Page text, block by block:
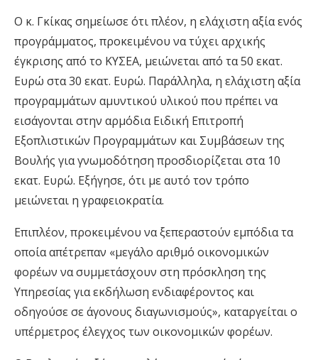
Ο κ. Γκίκας σημείωσε ότι πλέον, η ελάχιστη αξία ενός
προγράμματος, προκειμένου να τύχει αρχικής
έγκρισης από το ΚΥΣΕΑ, μειώνεται από τα 50 εκατ.
Ευρώ στα 30 εκατ. Ευρώ. Παράλληλα, η ελάχιστη αξία
προγραμμάτων αμυντικού υλικού που πρέπει να
εισάγονται στην αρμόδια Ειδική Επιτροπή
Εξοπλιστικών Προγραμμάτων και Συμβάσεων της
Βουλής για γνωμοδότηση προσδιορίζεται στα 10
εκατ. Ευρώ. Εξήγησε, ότι με αυτό τον τρόπο
μειώνεται η γραφειοκρατία.
Επιπλέον, προκειμένου να ξεπεραστούν εμπόδια τα
οποία απέτρεπαν «μεγάλο αριθμό οικονομικών
φορέων να συμμετάσχουν στη πρόσκληση της
Υπηρεσίας για εκδήλωση ενδιαφέροντος και
οδηγούσε σε άγονους διαγωνισμούς», καταργείται ο
υπέρμετρος έλεγχος των οικονομικών φορέων.